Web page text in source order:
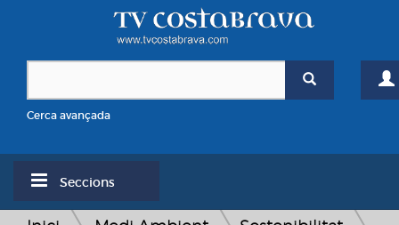
Cerca avançada
Seccions